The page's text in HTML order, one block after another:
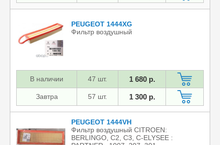
PEUGEOT 1444XG
Фильтр воздушный
В наличии 47 шт. 1 680 р.
Завтра 57 шт. 1 300 р.
PEUGEOT 1444VH
Фильтр воздушный CITROEN:
BERLINGO, C2, C3, C-ELYSEE :